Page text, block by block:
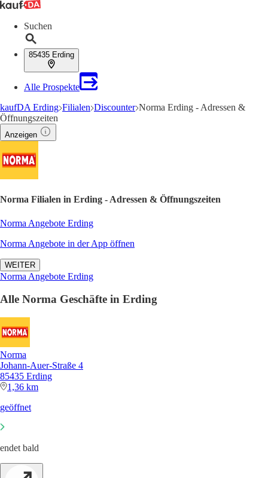
Suchen
85435 Erding
Alle Prospekte
kaufDA Erding Filialen Discounter Norma Erding - Adressen &
Öffnungszeiten
Anzeigen
Norma Filialen in Erding - Adressen & Öffnungszeiten
Norma Angebote Erding
Norma Angebote in der App öffnen
WEITER
Norma Angebote Erding
Alle Norma Geschäfte in Erding
Norma
Johann-Auer-Straße 4
85435 Erding
1,36 km
geöffnet
endet bald